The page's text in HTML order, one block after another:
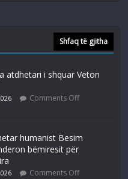
Shfaq të gjitha
atdhetari i shquar Veton
Comments Off
humanist Besim
bëmiresit për
Comments Off